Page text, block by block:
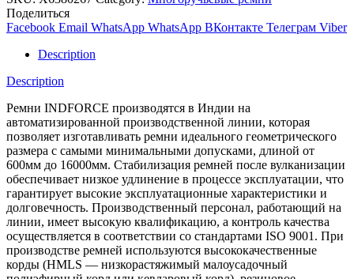
Поделиться
Facebook Email WhatsApp WhatsApp ВКонтакте Телеграм Viber
Description
Description
Ремни INDFORCE производятся в Индии на
автоматизированной производственной линии, которая
позволяет изготавливать ремни идеального геометрического
размера с самыми минимальными допусками, длиной от
600мм до 16000мм. Стабилизация ремней после вулканизации
обеспечивает низкое удлинение в процессе эксплуатации, что
гарантирует высокие эксплуатационные характеристики и
долговечность. Производственный персонал, работающий на
линии, имеет высокую квалификацию, а контроль качества
осуществляется в соответствии со стандартами ISO 9001. При
производстве ремней используются высококачественные
корды (HMLS — низкорастяжимый малоусадочный